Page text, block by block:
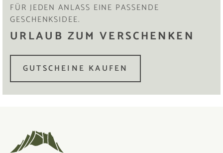
FÜR JEDEN ANLASS EINE PASSENDE
GESCHENKSIDEE.
URLAUB ZUM VERSCHENKEN
GUTSCHEINE KAUFEN